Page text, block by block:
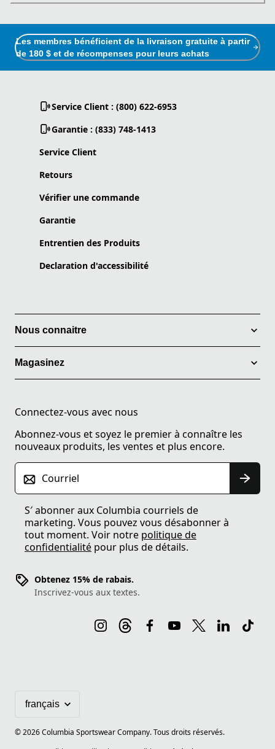
Les membres bénéficient de la livraison gratuite à partir
de 180 $ et de récompenses pour leurs achats
Service Client : (800) 622-6953
Garantie : (833) 748-1413
Service Client
Retours
Vérifier une commande
Garantie
Entrentien des Produits
Declaration d'accessibilité
Nous connaitre
Magasinez
Connectez-vous avec nous
Abonnez-vous et soyez le premier à connaître les
nouveaux produits, les ventes et plus encore.
Courriel
S′ abonner aux Columbia courriels de
marketing. Vous pouvez vous désabonner à
tout moment. Voir notre politique de
confidentialité pour plus de détails.
Obtenez 15% de rabais.
Inscrivez-vous aux textes.
©2026Columbia Sportswear Company. Tous droits réservés.